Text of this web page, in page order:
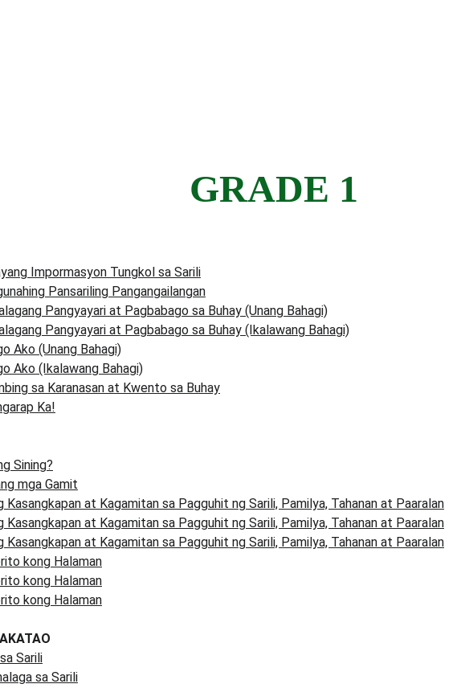
GRADE 1
Impormasyon Tungkol sa Sarili
Pansariling Pangangailangan
Pangyayari at Pagbabago sa Buhay (Unang Bahagi)
Pangyayari at Pagbabago sa Buhay (Ikalawang Bahagi)
Ako (Unang Bahagi)
Ako (Ikalawang Bahagi)
sa Karanasan at Kwento sa Buhay
Ka!
Sining?
mga Gamit
Kasangkapan at Kagamitan sa Pagguhit ng Sarili, Pamilya, Tahanan at Paaralan
Kasangkapan at Kagamitan sa Pagguhit ng Sarili, Pamilya, Tahanan at Paaralan
Kasangkapan at Kagamitan sa Pagguhit ng Sarili, Pamilya, Tahanan at Paaralan
kong Halaman
kong Halaman
kong Halaman
Sarili
sa Sarili